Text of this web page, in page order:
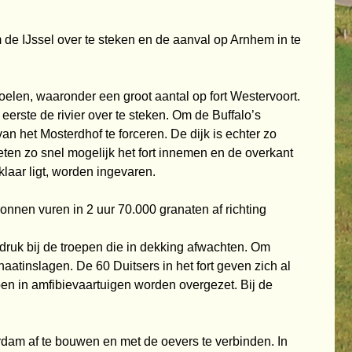
de IJssel over te steken en de aanval op Arnhem in te
waaronder een groot aantal op fort Westervoort.
de rivier over te steken. Om de Buffalo’s
het Mosterdhof te forceren. De dijk is echter zo
zo snel mogelijk het fort innemen en de overkant
ligt, worden ingevaren.
vuren in 2 uur 70.000 granaten af richting
bij de troepen die in dekking afwachten. Om
De 60 Duitsers in het fort geven zich al
in amfibievaartuigen worden overgezet. Bij de
af te bouwen en met de oevers te verbinden. In